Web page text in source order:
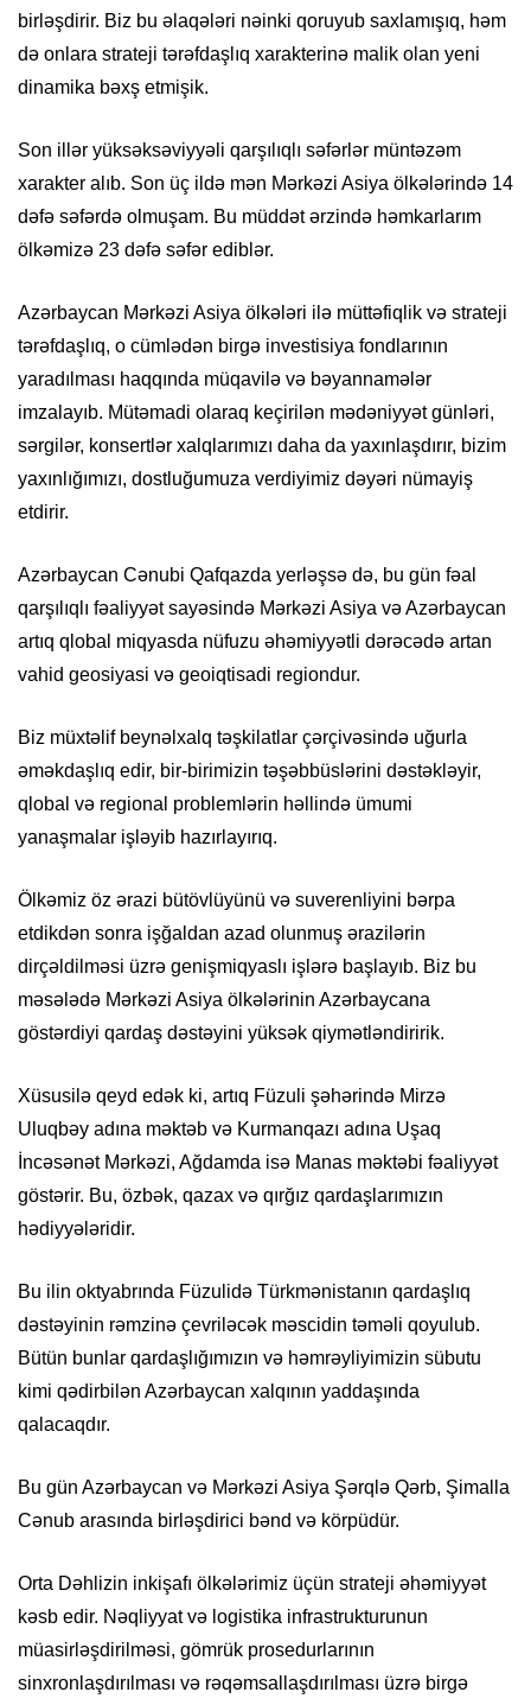
birləşdirir. Biz bu əlaqələri nəinki qoruyub saxlamışıq, həm
də onlara strateji tərəfdaşlıq xarakterinə malik olan yeni
dinamika bəxş etmişik.
Son illər yüksəksəviyyəli qarşılıqlı səfərlər müntəzəm
xarakter alıb. Son üç ildə mən Mərkəzi Asiya ölkələrində 14
dəfə səfərdə olmuşam. Bu müddət ərzində həmkarlarım
ölkəmizə 23 dəfə səfər ediblər.
Azərbaycan Mərkəzi Asiya ölkələri ilə müttəfiqlik və strateji
tərəfdaşlıq, o cümlədən birgə investisiya fondlarının
yaradılması haqqında müqavilə və bəyannamələr
imzalayıb. Mütəmadi olaraq keçirilən mədəniyyət günləri,
sərgilər, konsertlər xalqlarımızı daha da yaxınlaşdırır, bizim
yaxınlığımızı, dostluğumuza verdiyimiz dəyəri nümayiş
etdirir.
Azərbaycan Cənubi Qafqazda yerləşsə də, bu gün fəal
qarşılıqlı fəaliyyət sayəsində Mərkəzi Asiya və Azərbaycan
artıq qlobal miqyasda nüfuzu əhəmiyyətli dərəcədə artan
vahid geosiyasi və geoiqtisadi regiondur.
Biz müxtəlif beynəlxalq təşkilatlar çərçivəsində uğurla
əməkdaşlıq edir, bir-birimizin təşəbbüslərini dəstəkləyir,
qlobal və regional problemlərin həllində ümumi
yanaşmalar işləyib hazırlayırıq.
Ölkəmiz öz ərazi bütövlüyünü və suverenliyini bərpa
etdikdən sonra işğaldan azad olunmuş ərazilərin
dirçəldilməsi üzrə genişmiqyaslı işlərə başlayıb. Biz bu
məsələdə Mərkəzi Asiya ölkələrinin Azərbaycana
göstərdiyi qardaş dəstəyini yüksək qiymətləndiririk.
Xüsusilə qeyd edək ki, artıq Füzuli şəhərində Mirzə
Uluqbəy adına məktəb və Kurmanqazı adına Uşaq
İncəsənət Mərkəzi, Ağdamda isə Manas məktəbi fəaliyyət
göstərir. Bu, özbək, qazax və qırğız qardaşlarımızın
hədiyyələridir.
Bu ilin oktyabrında Füzulidə Türkmənistanın qardaşlıq
dəstəyinin rəmzinə çevriləcək məscidin təməli qoyulub.
Bütün bunlar qardaşlığımızın və həmrəyliyimizin sübutu
kimi qədirbilən Azərbaycan xalqının yaddaşında
qalacaqdır.
Bu gün Azərbaycan və Mərkəzi Asiya Şərqlə Qərb, Şimalla
Cənub arasında birləşdirici bənd və körpüdür.
Orta Dəhlizin inkişafı ölkələrimiz üçün strateji əhəmiyyət
kəsb edir. Nəqliyyat və logistika infrastrukturunun
müasirləşdirilməsi, gömrük prosedurlarının
sinxronlaşdırılması və rəqəmsallaşdırılması üzrə birgə